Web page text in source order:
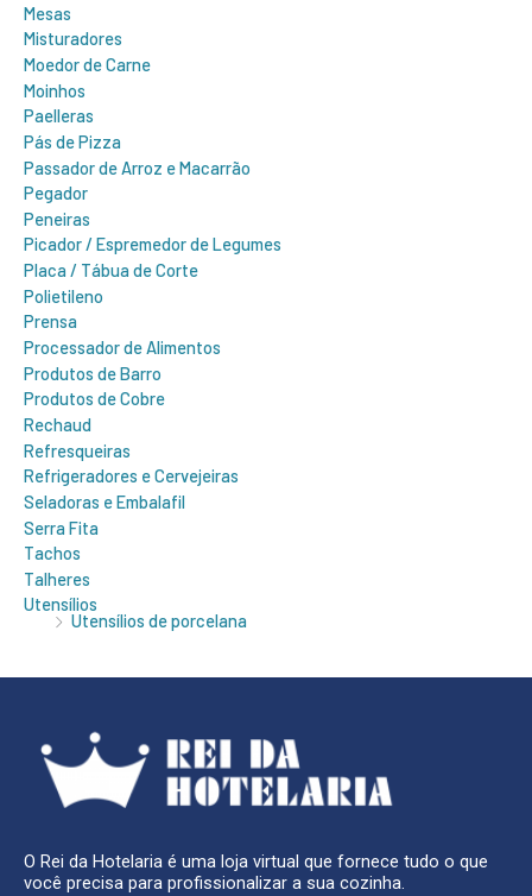
Mesas
Misturadores
Moedor de Carne
Moinhos
Paelleras
Pás de Pizza
Passador de Arroz e Macarrão
Pegador
Peneiras
Picador / Espremedor de Legumes
Placa / Tábua de Corte
Polietileno
Prensa
Processador de Alimentos
Produtos de Barro
Produtos de Cobre
Rechaud
Refresqueiras
Refrigeradores e Cervejeiras
Seladoras e Embalafil
Serra Fita
Tachos
Talheres
Utensílios
Utensílios de porcelana
O Rei da Hotelaria é uma loja virtual que fornece tudo o que
você precisa para profissionalizar a sua cozinha.